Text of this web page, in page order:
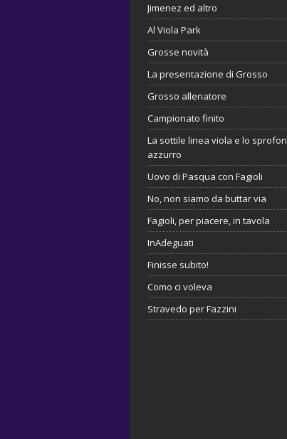
Jimenez ed altro
Al Viola Park
Grosse novità
La presentazione di Grosso
Grosso allenatore
Campionato finito
La sottile linea viola e lo
azzurro
Uovo di Pasqua con Fagioli
No, non siamo da buttar via
Fagioli, per piacere, in tavola
InAdeguati
Finisse subito!
Como ci voleva
Stravedo per Fazzini